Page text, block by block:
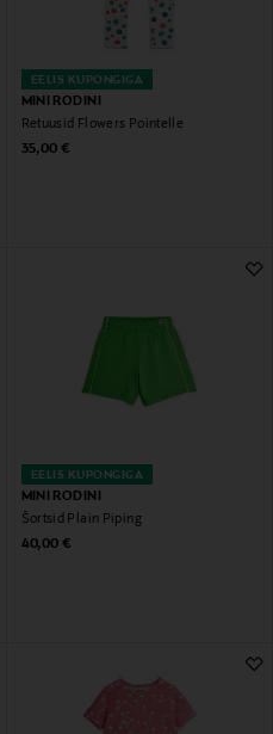
EELIS KUPONGIGA
MINI RODINI
Retuusid Flowers Pointelle
Original Price
35,00 €
EELIS KUPONGIGA
MINI RODINI
Šortsid Plain Piping
Original Price
40,00 €